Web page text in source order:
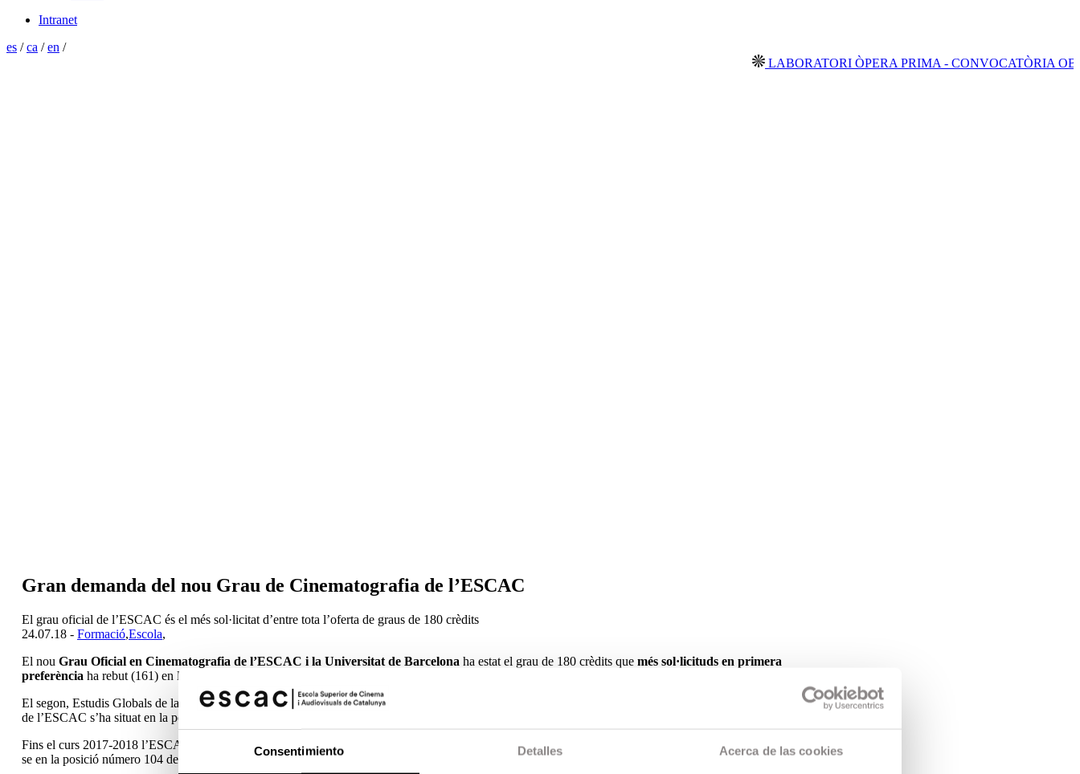
Consentimiento Detalles Acerca de las cookies
Intranet
es /ca /en /
LABORATORI ÒPERA PRIMA - CONVOCATÒRIA OBERTA
Gran demanda del nou Grau de Cinematografia de l’ESCAC
El grau oficial de l’ESCAC és el més sol·licitat d’entre tota l’oferta de graus de 180 crèdits
24.07.18 - Formació,Escola,
El nou Grau Oficial en Cinematografia de l’ESCAC i la Universitat de Barcelona ha estat el grau de 180 crèdits que més sol·licituds en primera
preferència ha rebut (161) en la preinscripció universitària per al curs 2018-2019.
El segon, Estudis Globals de la UPF, n’ha rebut 154 i el tercer, Estudis de Gènere de la UAB, 132. En la llista global d’estudis més sol·licitats, el Grau
de l’ESCAC s’ha situat en la posició 72.
Fins el curs 2017-2018 l’ESCAC havia ofertat el
Grau en Cinema i Mitjans Audiovisuals
de 240 crèdits, tenint l’últim curs 131 sol·licituds i situant-
se en la posició número 104 dels estudis més demandats en primera preferència.